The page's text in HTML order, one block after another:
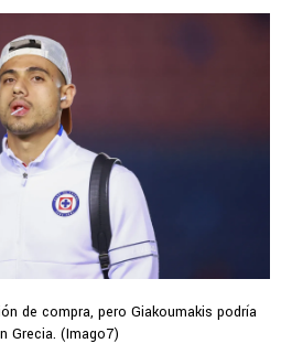
de compra, pero Giakoumakis podría
Grecia. (Imago7)